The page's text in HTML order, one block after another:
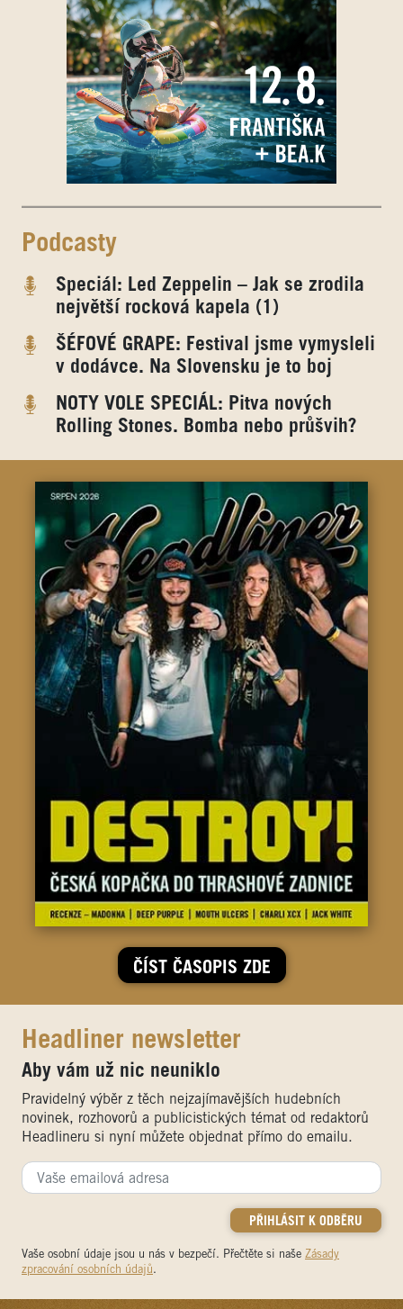
Podcasty
Speciál: Led Zeppelin – Jak se zrodila
největší rocková kapela (1)
ŠÉFOVÉ GRAPE: Festival jsme vymysleli
v dodávce. Na Slovensku je to boj
NOTY VOLE SPECIÁL: Pitva nových
Rolling Stones. Bomba nebo průšvih?
ČÍST ČASOPIS ZDE
Headliner newsletter
Aby vám už nic neuniklo
Pravidelný výběr z těch nejzajímavějších hudebních
novinek, rozhovorů a publicistických témat od redaktorů
Headlineru si nyní můžete objednat přímo do emailu.
Vaše osobní údaje jsou u nás v bezpečí. Přečtěte si naše Zásady
zpracování osobních údajů.